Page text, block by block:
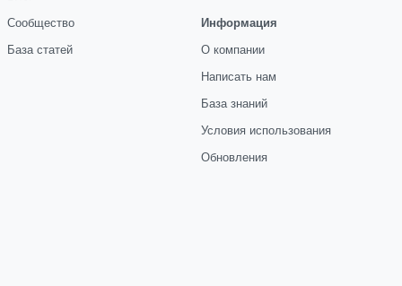
Сообщество
База статей
Информация
О компании
Написать нам
База знаний
Условия использования
Обновления